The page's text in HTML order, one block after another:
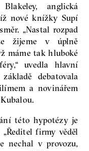
anglická
nové knížky Supí
„Nastal rozpad
žijeme v úplně
máme tak hluboké
uvedla hlavní
debatovala
a novinářem
této hypotézy je
firmy věděl
nechal v provozu,